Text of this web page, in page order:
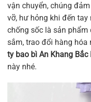
vận chuyển, chúng
vỡ, hư hỏng khi đến
chống sốc là sản
sắm, trao đổi hàng hóa
ty bao bì An Khang Bắc
này nhé.